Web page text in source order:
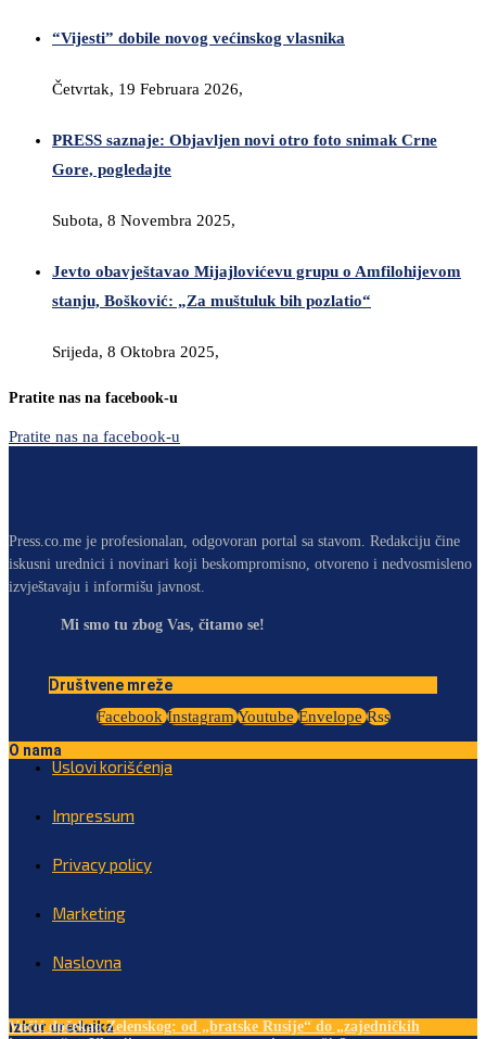
“Vijesti” dobile novog većinskog vlasnika
Četvrtak, 19 Februara 2026,
PRESS saznaje: Objavljen novi otro foto snimak Crne
Gore, pogledajte
Subota, 8 Novembra 2025,
Jevto obavještavao Mijajlovićevu grupu o Amfilohijevom
stanju, Bošković: „Za muštuluk bih pozlatio“
Srijeda, 8 Oktobra 2025,
Pratite nas na facebook-u
Pratite nas na facebook-u
Press.co.me je profesionalan, odgovoran portal sa stavom. Redakciju čine
iskusni urednici i novinari koji beskompromisno, otvoreno i nedvosmisleno
izvještavaju i informišu javnost.
Mi smo tu zbog Vas, čitamo se!
Društvene mreže
Facebook Instagram Youtube Envelope Rss
O nama
Uslovi korišćenja
Impressum
Privacy policy
Marketing
Naslovna
Izbor urednika
Vučić dočekao Zelenskog: od „bratske Rusije“ do „zajedničkih